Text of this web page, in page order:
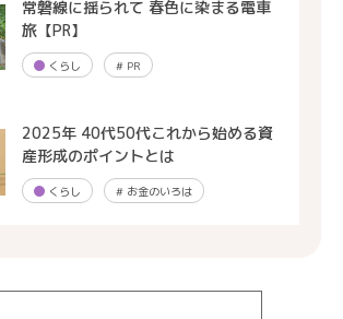
常磐線に揺られて 春色に染まる電車
旅【PR】
くらし #PR
2025年 40代50代これから始める資
産形成のポイントとは
くらし #お金のいろは